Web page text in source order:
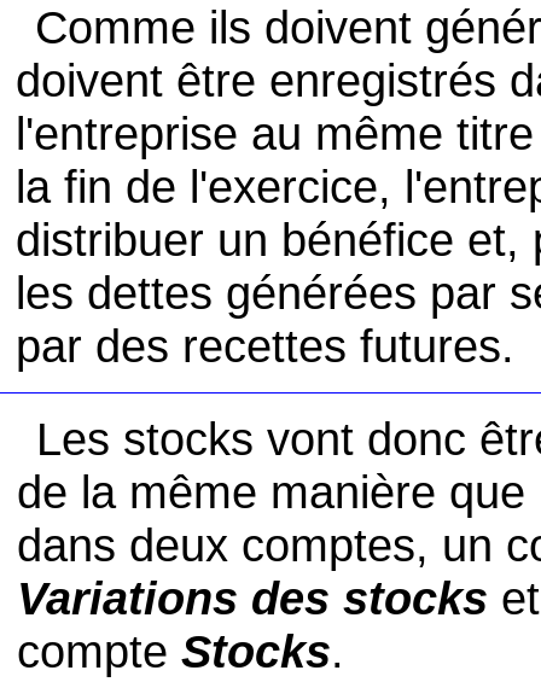
Comme ils doivent
doivent être enregistrés
l'entreprise au même
la fin de l'exercice,
distribuer un bénéfice
les dettes générées par
par des recettes futures.
Les stocks vont donc
de la même manière
dans deux comptes, un
Variations des stocks
compteStocks.